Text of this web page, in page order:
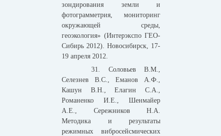
зондирования земли и
фотограмметрия, мониторинг
окружающей среды,
геоэкология» (Интерэкспо ГЕО-
Сибирь 2012). Новосибирск, 17-
19 апреля 2012.
31. Соловьев В.М.,
Селезнев В.С., Еманов А.Ф.,
Кашун В.Н., Елагин С.А.,
Романенко И.Е., Шенмайер
А.Е., Сережников Н.А.
Методика и результаты
режимных вибросейсмических